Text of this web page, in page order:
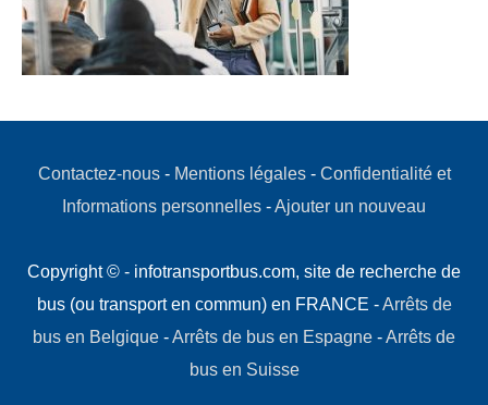
Contactez-nous- Mentions légales- Confidentialité et
Informations personnelles -Ajouter un nouveau
Copyright © - infotransportbus.com, site de recherche de
bus (ou transport en commun) en FRANCE -Arrêts de
bus en Belgique -Arrêts de bus en Espagne -Arrêts de
bus en Suisse